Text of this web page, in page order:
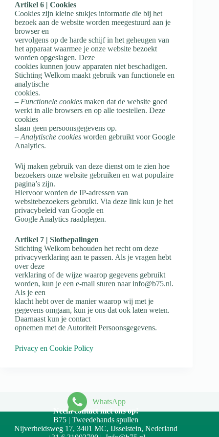
Artikel 6 | Cookies
Cookies zijn kleine stukjes informatie die bij het
bezoek aan de website worden meegestuurd aan je
browser en
vervolgens op de harde schijf in het geheugen van
het apparaat waarmee je onze website bezoekt
worden opgeslagen. Deze
cookies kunnen jouw apparaten niet beschadigen.
Stichting Welkom maakt gebruik van functionele en
analytische
cookies.
– Functionele cookies maken dat de website goed
werkt in alle browsers en op alle toestellen. Deze
cookies
slaan geen persoonsgegevens op.
– Analytische cookies worden gebruikt voor Google
Analytics.
Wij maken gebruik van deze dienst om te zien hoe
bezoekers onze website gebruiken en wat populaire
pagina’s zijn.
Hiervoor worden de IP-adressen van
websitebezoekers gebruikt. Via deze link kun je het
privacybeleid van Google en
Google Analytics raadplegen.
Artikel 7 | Slotbepalingen
Stichting Welkom behouden het recht om deze
privacyverklaring aan te passen. Als je vragen hebt
over deze
verklaring of de wijze waarop gegevens gebruikt
worden, kun je een e-mail sturen naar info@b75.nl.
Als je een
klacht hebt over de manier waarop wij met je
gegevens omgaan, kun je ons dat ook laten weten.
Daarnaast kun je contact
opnemen met de Autoriteit Persoonsgegevens.
Privacy en Cookie Policy
WhatsApp
Neem contact met ons op!
B75 | Tweedehands spullen
Nijverheidsweg 17, 3401 MC, IJsselstein, Nederland